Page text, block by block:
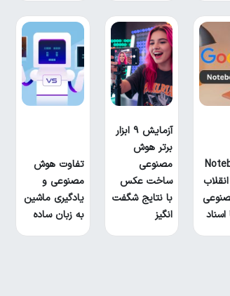
اسناد
آزمایش ۹ ابزار
برتر هوش
مصنوعی
ساخت عکس
با نتایج شگفت
انگیز
تفاوت هوش
مصنوعی و
یادگیری ماشین
به زبان ساده